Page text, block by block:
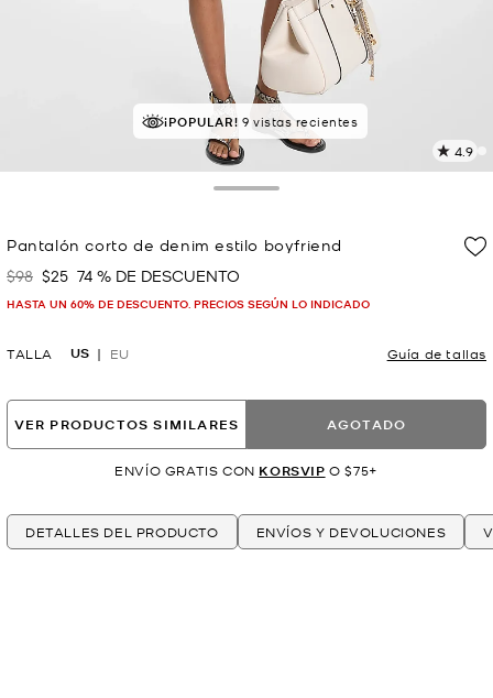
¡POPULAR! 9 vistas recientes
4.9
8
Pantalón corto de denim estilo boyfriend
Era
$98 Ahora
$25 74 % DE DESCUENTO
HASTA UN 60% DE DESCUENTO. PRECIOS SEGÚN LO INDICADO
TALLA US EU Guía de tallas
VER PRODUCTOS SIMILARES AGOTADO
ENVÍO GRATIS CON KORSVIP O $75+
DETALLES DEL PRODUCTO ENVÍOS Y DEVOLUCIONES